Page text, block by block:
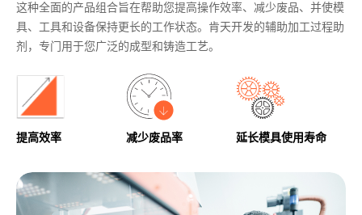
这种全面的产品组合旨在帮助您提高操作效率、减少废品、并使模
具、工具和设备保持更长的工作状态。肯天开发的辅助加工过程助
剂，专门用于您广泛的成型和铸造工艺。
提高效率 减少废品率 延长模具使用寿命